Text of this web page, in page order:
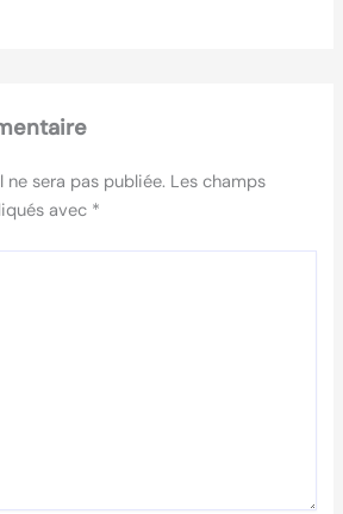
sera pas publiée. Les champs
avec *